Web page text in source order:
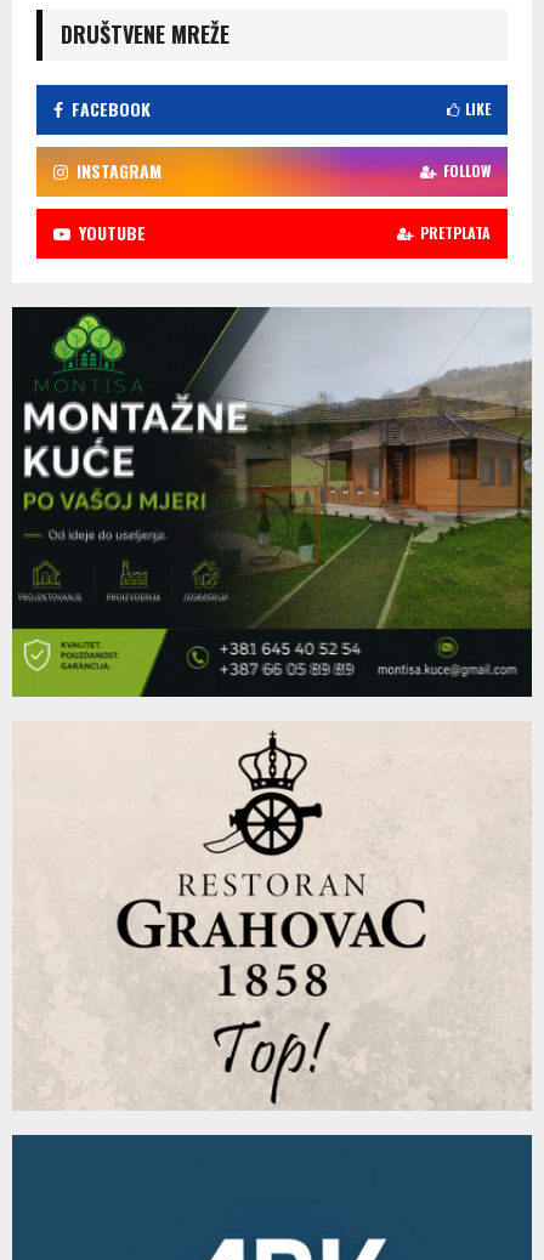
DRUŠTVENE MREŽE
FACEBOOK LIKE
INSTAGRAM FOLLOW
YOUTUBE PRETPLATA